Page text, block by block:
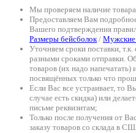
Мы проверяем наличие
Предоставляем Вам
Вашего подтверждения
Размеры бейсболок/ Мужские
Уточняем сроки поставки, т.к.
разными сроками отправки.
товаров (их надо напечатать)
посвящённых только что
Если Вас все устраивает, то
случае есть скидка) или
письме реквизитам;
Только после получения от
заказу товаров со склада в